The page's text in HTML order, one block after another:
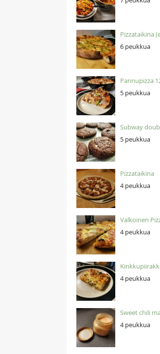
Pizzataikina
6 peukkua
Pannupizza
5 peukkua
Subway
5 peukkua
Pizzataikina
4 peukkua
Valkoinen
4 peukkua
4 peukkua
Sweet chili
4 peukkua